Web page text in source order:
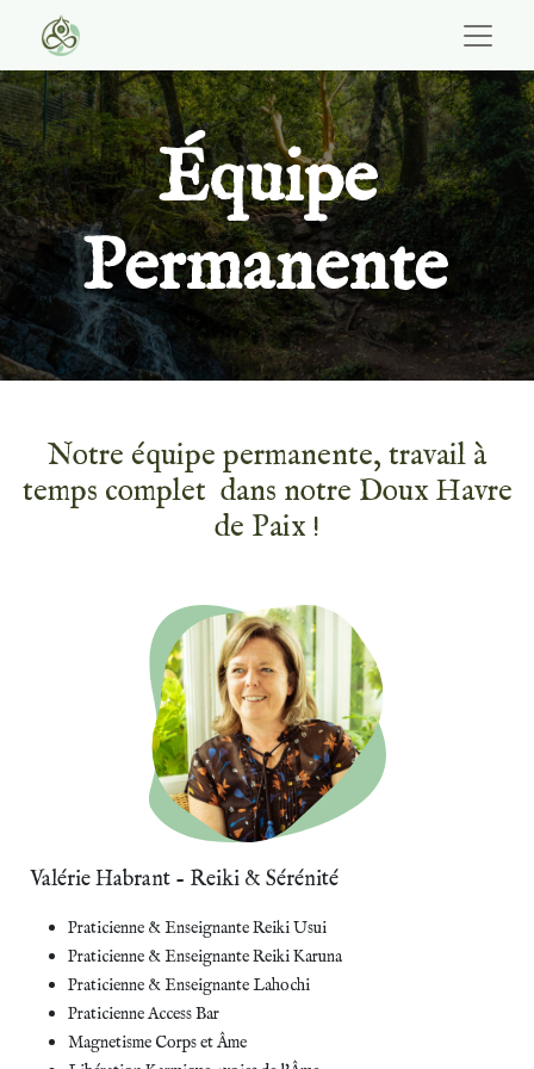
Équipe
Permanente
Notre équipe permanente, travail à
temps complet dans notre Doux Havre
de Paix !
Valérie Habrant - Reiki & Sérénité
Praticienne & Enseignante Reiki Usui
Praticienne & Enseignante Reiki Karuna
Praticienne & Enseignante Lahochi
Praticienne Access Bar
Magnetisme Corps et Âme